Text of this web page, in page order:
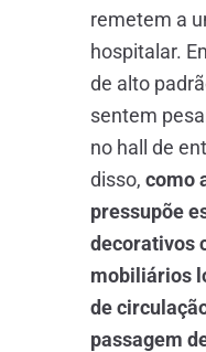
remetem a
hospitalar.
de alto
sentem
no hall de
disso, como
pressupõe
decorativos
mobiliários
de
passagem